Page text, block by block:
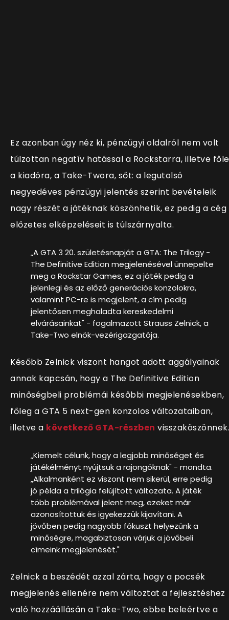
Ez azonban úgy néz ki, pénzügyi oldalról nem volt
túlzottan negatív hatással a Rockstarra, illetve
a kiadóra, a Take-Twora, sőt: a legutolsó
negyedéves pénzügyi jelentés szerint bevételeik
nagy részét a játéknak köszönhetik, ez pedig a cég
előzetes elképzeléseit is túlszárnyalta.
„A GTA 3 20. születésnapját a GTA: The Trilogy -
The Definitive Edition megjelenésével ünnepelte
meg a Rockstar Games, ez a játék pedig a
jelenlegi és az előző generációs konzolokra,
valamint PC-re is megjelent, a cím pedig
jelentősen meghaladta kereskedelmi
elvárásainkat" - fogalmazott Strauss Zelnick, a
Take-Two elnök-vezérigazgatója.
Később Zelnick viszont hangot adott aggályainak
annak kapcsán, hogy a The Definitive Edition
minőségbeli problémái későbbi megjelenésekben,
főleg a GTA 5 next-gen konzolos változataiban,
illetve a következő GTA-részben visszaköszönnek.
„Kiemelt célunk, hogy a legjobb minőséget és
játékélményt nyújtsuk a rajongóknak" - mondta.
„Alkalmanként ez viszont nem sikerül, erre pedig
jó példa a trilógia felújított változata. A játék
több problémával jelent meg, ezeket már
azonosítottuk és igyekezzük kijavítani. A
jövőben pedig nagyobb fókuszt helyezünk a
minőségre, magabiztosan várjuk a jövőbeli
címeink megjelenését."
Zelnick a beszédét azzal zárta, hogy a pocsék
megjelenés ellenére nem változtat a fejlesztéshez
való hozzáállásán a Take-Two, ebbe beleértve a